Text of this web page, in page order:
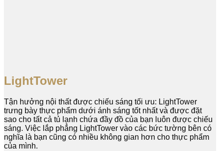
LightTower
Tận hưởng nội thất được chiếu sáng tối ưu: LightTower
trưng bày thực phẩm dưới ánh sáng tốt nhất và được đặt
sao cho tất cả tủ lạnh chứa đầy đồ của bạn luôn được chiếu
sáng. Việc lắp phẳng LightTower vào các bức tường bên có
nghĩa là bạn cũng có nhiều không gian hơn cho thực phẩm
của mình.